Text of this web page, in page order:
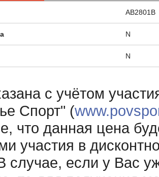
АВ2801В
N
N
с учётом
Спорт" (
что данная цена
участия в
случае, если у Вас